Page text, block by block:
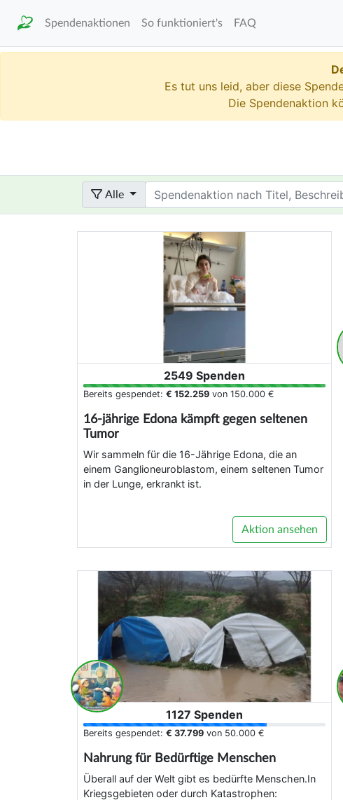
Spendenaktionen So funktioniert's FAQ
Es tut uns leid, aber diese
Die Spendenaktion
Alle Term
2549 Spenden
Bereits gespendet: € 152.259 von 150.000 €
16-jährige Edona kämpft gegen seltenen
Tumor
Wir sammeln für die 16-Jährige Edona, die an
einem Ganglioneuroblastom, einem seltenen Tumor
in der Lunge, erkrankt ist.
Aktion ansehen
1127 Spenden
Bereits gespendet: € 37.799 von 50.000 €
Nahrung für Bedürftige Menschen
Überall auf der Welt gibt es bedürfte Menschen.In
Kriegsgebieten oder durch Katastrophen: